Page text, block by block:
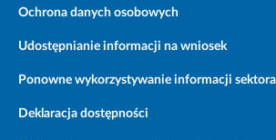
Ochrona danych osobowych
Udostępnianie informacji na wniosek
Ponowne wykorzystywanie informacji
Deklaracja dostępności